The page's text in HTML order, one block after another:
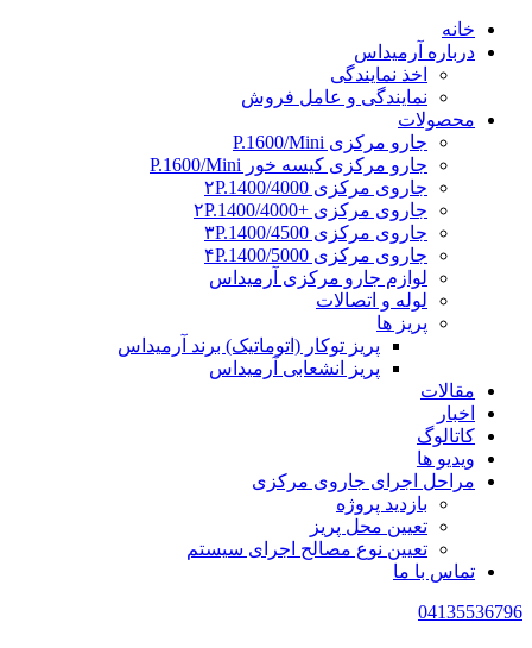
خانه
درباره آرمیداس
اخذ نمایندگی
نمایندگی و عامل فروش
محصولات
جارو مرکزی P.1600/Mini
جارو مرکزی کیسه خور P.1600/Mini
جاروی مرکزی ۲P.1400/4000
جاروی مرکزی +۲P.1400/4000
جاروی مرکزی ۳P.1400/4500
جاروی مرکزی ۴P.1400/5000
لوازم جارو مرکزی آرمیداس
لوله و اتصالات
پریز ها
پریز توکار (اتوماتیک) برند آرمیداس
پریز انشعابی آرمیداس
مقالات
اخبار
کاتالوگ
ویدیو ها
مراحل اجرای جاروی مرکزی
بازدید پروژه
تعیین محل پریز
تعیین نوع مصالح اجرای سیستم
تماس با ما
04135536796